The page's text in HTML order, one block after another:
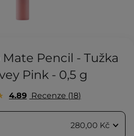
Pencil - Tužka
Pink - 0,5 g
4.89 Recenze 18
280,00 Kč